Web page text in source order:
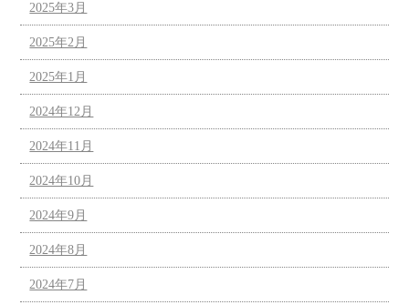
2025年3月
2025年2月
2025年1月
2024年12月
2024年11月
2024年10月
2024年9月
2024年8月
2024年7月